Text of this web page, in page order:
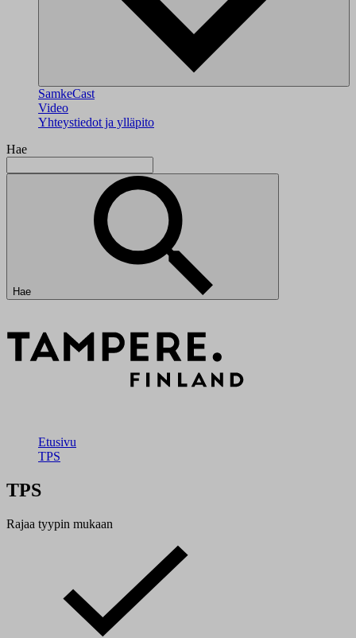
SamkeCast
Video
Yhteystiedot ja ylläpito
Hae
Hae
Etusivu
TPS
TPS
Rajaa tyypin mukaan